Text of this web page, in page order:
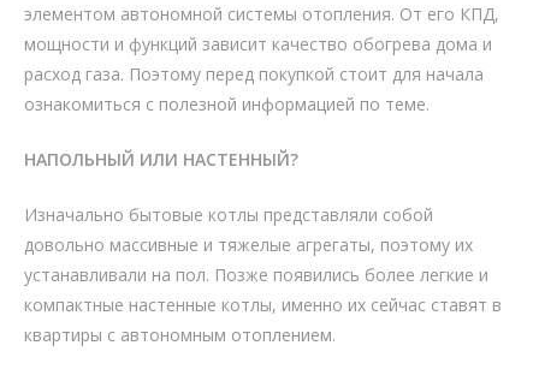
элементом автономной системы отопления. От его КПД,
мощности и функций зависит качество обогрева дома и
расход газа. Поэтому перед покупкой стоит для начала
ознакомиться с полезной информацией по теме.
НАПОЛЬНЫЙ ИЛИ НАСТЕННЫЙ?
Изначально бытовые котлы представляли собой
довольно массивные и тяжелые агрегаты, поэтому их
устанавливали на пол. Позже появились более легкие и
компактные настенные котлы, именно их сейчас ставят в
квартиры с автономным отоплением.